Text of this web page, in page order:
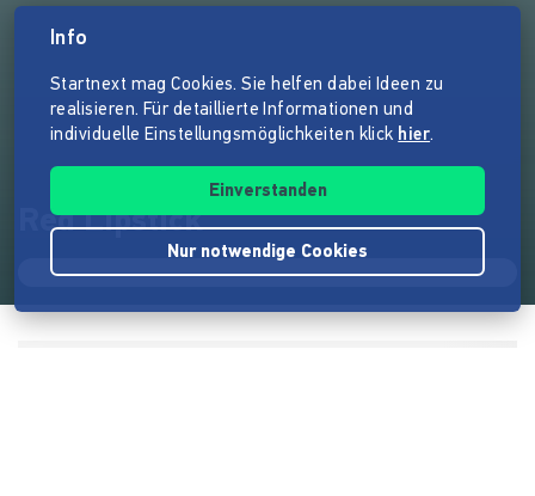
Red Lipstick
Info
Startnext mag Cookies. Sie helfen dabei Ideen zu
realisieren. Für detaillierte Informationen und
individuelle Einstellungsmöglichkeiten klick hier.
Einverstanden
Nur notwendige Cookies